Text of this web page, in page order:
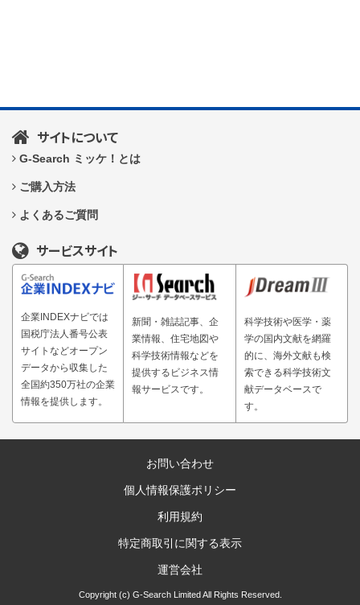
サイトについて
G-Search ミッケ！とは
ご購入方法
よくあるご質問
サービスサイト
企業INDEXナビでは
国税庁法人番号公表
サイトなどオープン
データから収集した
全国約350万社の企業
情報を提供します。
新聞・雑誌記事、企
業情報、住宅地図や
科学技術情報などを
提供するビジネス情
報サービスです。
科学技術や医学・薬
学の国内文献を網羅
的に、海外文献も検
索できる科学技術文
献データベースで
す。
お問い合わせ
個人情報保護ポリシー
利用規約
特定商取引に関する表示
運営会社
Copyright (c) G-Search Limited All Rights Reserved.